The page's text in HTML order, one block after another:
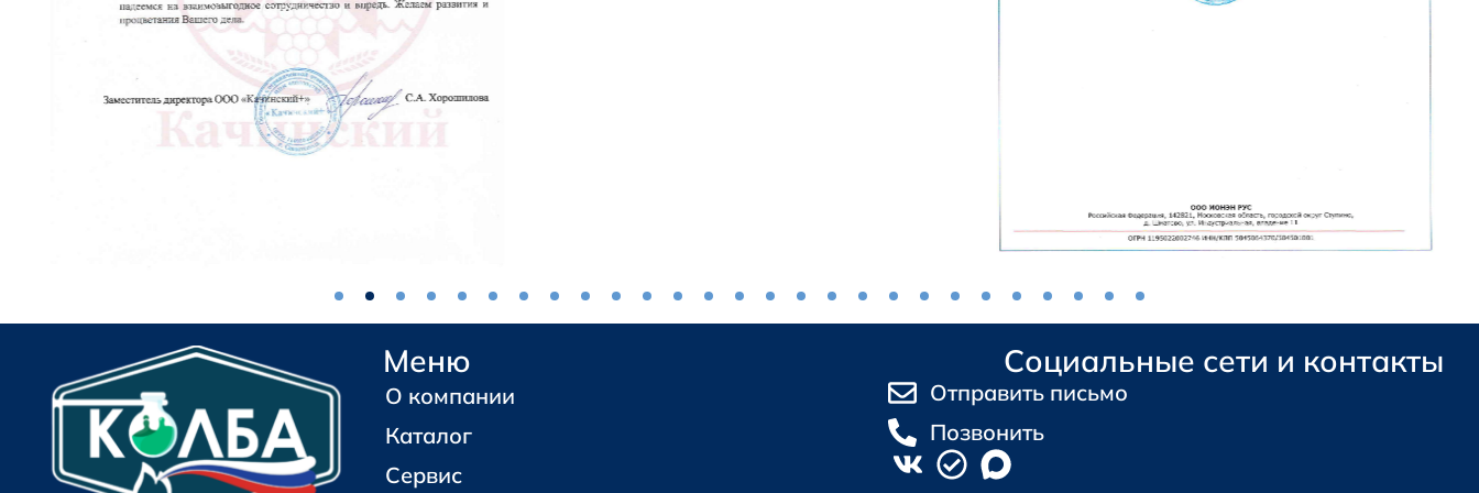
Меню
О компании
Каталог
Сервис
Социальные сети и контакты
Отправить письмо
Позвонить